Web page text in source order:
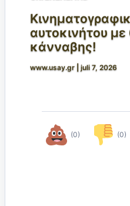
αυτοκινήτου με
κάνναβης!
www.usay.gr juli 7, 2026
(0) (0)